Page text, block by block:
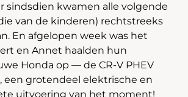
sindsdien kwamen alle volgende
van de kinderen) rechtstreeks
En afgelopen week was het
en Annet haalden hun
Honda op — de CR-V PHEV
een grotendeel elektrische en
uitvoering van het moment!